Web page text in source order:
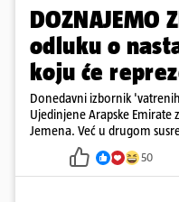
odluku o
koju će
Donedavni izbornik
Ujedinjene Arapske
Jemena. Već u drugom
50